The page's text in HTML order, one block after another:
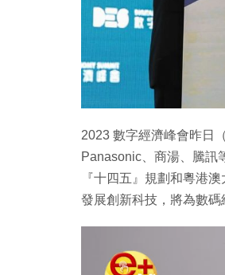
2023 數字經濟峰會昨日
Panasonic、商湯、騰訊
『十四五』規劃和粵港
發展創新科技，將為數碼